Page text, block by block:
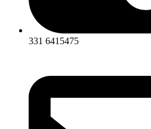
331 6415475